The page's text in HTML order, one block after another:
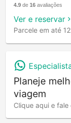
4.9 de 16 avaliações
Ver e reservar
Parcele em até
Planeje
viagem
Clique aqui e